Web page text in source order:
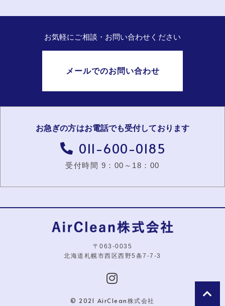
お気軽にご相談・お問い合わせください
メールでのお問い合わせ
お急ぎの方はお電話でも受付しております
011-600-0185
受付時間 9：00～18：00
〒063-0035
北海道札幌市西区西野5条7-7-3
© 2021 AirClean株式会社